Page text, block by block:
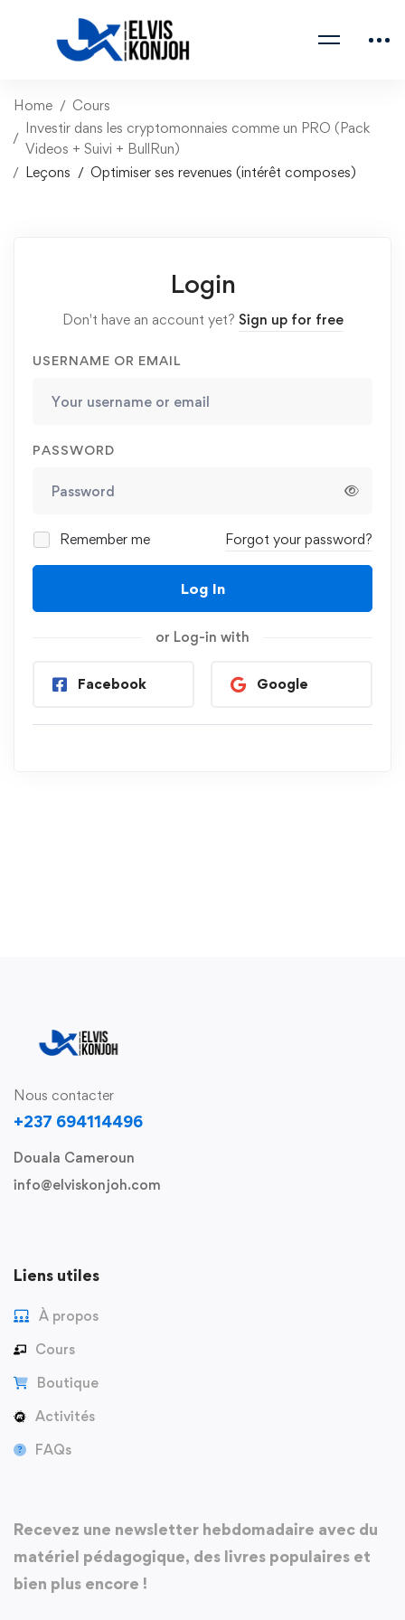
Home
Cours
Investir dans les cryptomonnaies comme un PRO (Pack
Videos + Suivi + BullRun)
Leçons
Optimiser ses revenues (intérêt composes)
Login
Don't have an account yet? Sign up for free
USERNAME OR EMAIL
PASSWORD
Remember me Forgot your password?
Log In
or Log-in with
Facebook Google
Nous contacter
+237 694114496
Douala Cameroun
info@elviskonjoh.com
Liens utiles
À propos
Cours
Boutique
Activités
FAQs
Recevez une newsletter hebdomadaire avec du
matériel pédagogique, des livres populaires et
bien plus encore !